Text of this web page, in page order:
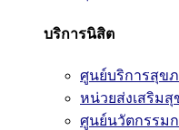
บริการนิสิต
ศูนย์บริการสุข
หน่วยส่งเสริม
ศูนย์นวัตกรรมก